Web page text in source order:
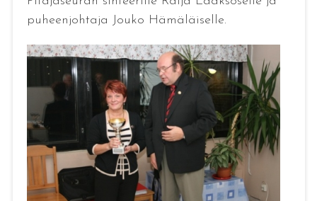
puheenjohtaja Jouko Hämäläiselle.